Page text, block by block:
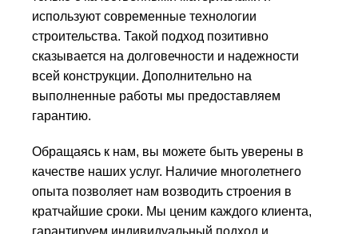
используют современные технологии
строительства. Такой подход позитивно
сказывается на долговечности и надежности
всей конструкции. Дополнительно на
выполненные работы мы предоставляем
гарантию.
Обращаясь к нам, вы можете быть уверены в
качестве наших услуг. Наличие многолетнего
опыта позволяет нам возводить строения в
кратчайшие сроки. Мы ценим каждого клиента,
гарантируем индивидуальный подход и